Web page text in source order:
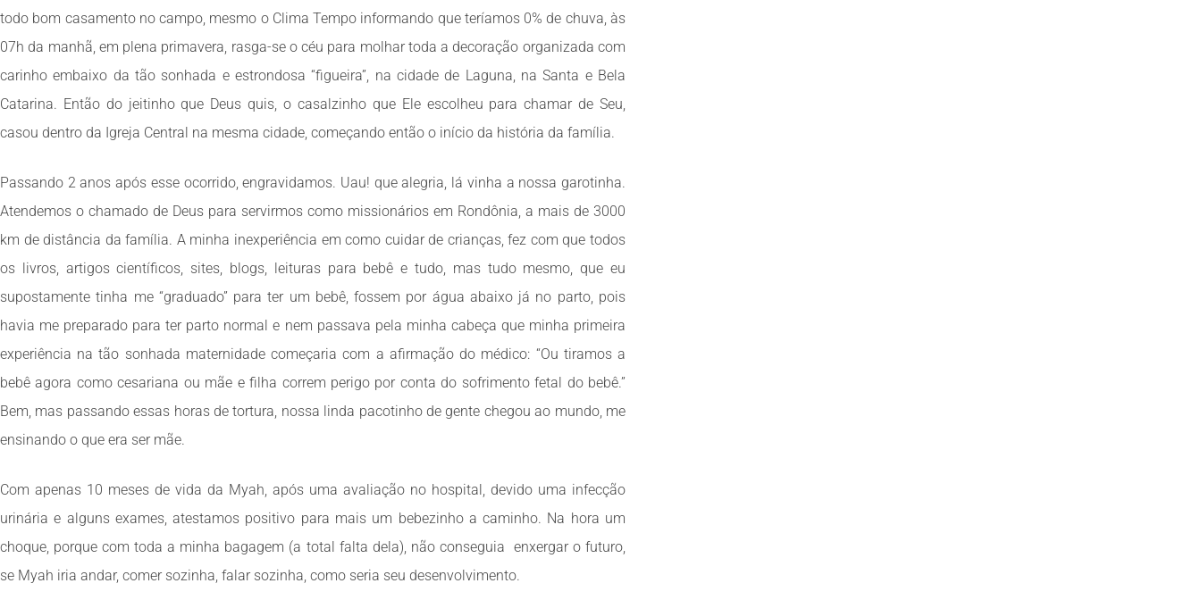
todo bom casamento no campo, mesmo o Clima Tempo informando que teríamos 0% de chuva, às
07h da manhã, em plena primavera, rasga-se o céu para molhar toda a decoração organizada com
carinho embaixo da tão sonhada e estrondosa “figueira”, na cidade de Laguna, na Santa e Bela
Catarina. Então do jeitinho que Deus quis, o casalzinho que Ele escolheu para chamar de Seu,
casou dentro da Igreja Central na mesma cidade, começando então o início da história da família.
Passando 2 anos após esse ocorrido, engravidamos. Uau! que alegria, lá vinha a nossa garotinha.
Atendemos o chamado de Deus para servirmos como missionários em Rondônia, a mais de 3000
km de distância da família. A minha inexperiência em como cuidar de crianças, fez com que todos
os livros, artigos científicos, sites, blogs, leituras para bebê e tudo, mas tudo mesmo, que eu
supostamente tinha me “graduado” para ter um bebê, fossem por água abaixo já no parto, pois
havia me preparado para ter parto normal e nem passava pela minha cabeça que minha primeira
experiência na tão sonhada maternidade começaria com a afirmação do médico: “Ou tiramos a
bebê agora como cesariana ou mãe e filha correm perigo por conta do sofrimento fetal do bebê.”
Bem, mas passando essas horas de tortura, nossa linda pacotinho de gente chegou ao mundo, me
ensinando o que era ser mãe.
Com apenas 10 meses de vida da Myah, após uma avaliação no hospital, devido uma infecção
urinária e alguns exames, atestamos positivo para mais um bebezinho a caminho. Na hora um
choque, porque com toda a minha bagagem (a total falta dela), não conseguia enxergar o futuro,
se Myah iria andar, comer sozinha, falar sozinha, como seria seu desenvolvimento.